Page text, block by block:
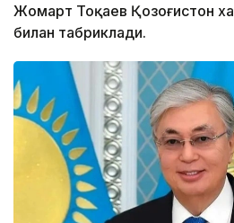
Жомарт Тоқаев Қозоғистон
билан табриклади.